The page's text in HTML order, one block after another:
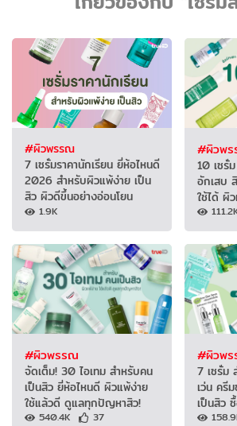
#ผิวพรรณ
7 เซรั่มราคานักเรียน ยี่ห้อไหนดี
2026 สำหรับผิวแพ้ง่าย เป็น
สิว ผิวดีขึ้นอย่างอ่อนโยน
1.9K
#ผิวพ
10 เซรั่
อักเสบ
ใช้ได้ ผิ
#ผิวพรรณ
จัดเต็ม! 30 ไอเทม สำหรับคน
เป็นสิว ยี่ห้อไหนดี ผิวแพ้ง่าย
ใช้แล้วดี ดูแลทุกปัญหาสิว!
540.4K 37
#ผิวพ
7 เซรั่ม
เว่น ครี
เป็นสิว